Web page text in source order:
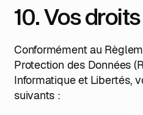
10. Vos droits
Conformément au
Protection des Données
Informatique et Libertés,
suivants :